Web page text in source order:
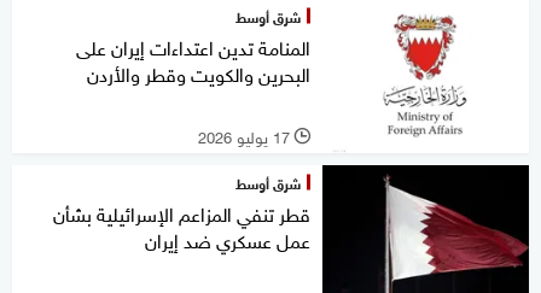
شرق أوسط
المنامة تدين اعتداءات إيران على
البحرين والكويت وقطر والأردن
l 17 يوليو 2026
شرق أوسط
قطر تنفي المزاعم الإسرائيلية بشأن
عمل عسكري ضد إيران